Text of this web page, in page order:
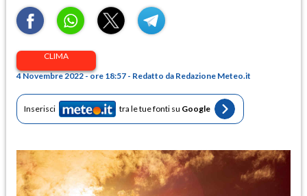
CLIMA
4 Novembre 2022 - ore 18:57 - Redatto da Redazione Meteo.it
Inserisci tra le tue fonti su Google